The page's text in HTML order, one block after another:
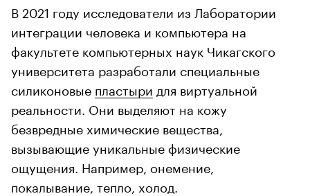
В 2021 году исследователи из Лаборатории
интеграции человека и компьютера на
факультете компьютерных наук Чикагского
университета разработали специальные
силиконовые пластыри для виртуальной
реальности. Они выделяют на кожу
безвредные химические вещества,
вызывающие уникальные физические
ощущения. Например, онемение,
покалывание, тепло, холод.